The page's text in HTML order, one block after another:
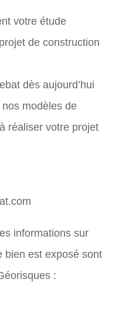
votre étude
de construction
dès aujourd’hui
modèles de
réaliser votre projet
informations sur
bien est exposé sont
: